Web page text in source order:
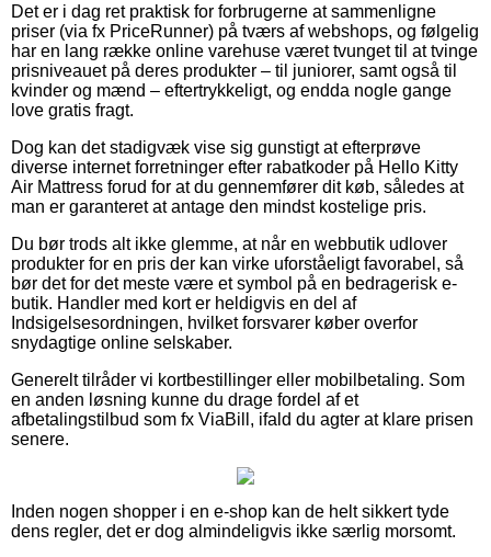
Det er i dag ret praktisk for forbrugerne at sammenligne
priser (via fx PriceRunner) på tværs af webshops, og følgelig
har en lang række online varehuse været tvunget til at tvinge
prisniveauet på deres produkter – til juniorer, samt også til
kvinder og mænd – eftertrykkeligt, og endda nogle gange
love gratis fragt.
Dog kan det stadigvæk vise sig gunstigt at efterprøve
diverse internet forretninger efter rabatkoder på Hello Kitty
Air Mattress forud for at du gennemfører dit køb, således at
man er garanteret at antage den mindst kostelige pris.
Du bør trods alt ikke glemme, at når en webbutik udlover
produkter for en pris der kan virke uforståeligt favorabel, så
bør det for det meste være et symbol på en bedragerisk e-
butik. Handler med kort er heldigvis en del af
Indsigelsesordningen, hvilket forsvarer køber overfor
snydagtige online selskaber.
Generelt tilråder vi kortbestillinger eller mobilbetaling. Som
en anden løsning kunne du drage fordel af et
afbetalingstilbud som fx ViaBill, ifald du agter at klare prisen
senere.
Inden nogen shopper i en e-shop kan de helt sikkert tyde
dens regler, det er dog almindeligvis ikke særlig morsomt.